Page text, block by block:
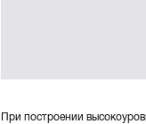
При построении